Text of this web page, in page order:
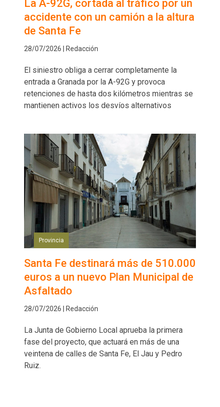
La A-92G, cortada al tráfico por un
accidente con un camión a la altura
de Santa Fe
28/07/2026 | Redacción
El siniestro obliga a cerrar completamente la
entrada a Granada por la A-92G y provoca
retenciones de hasta dos kilómetros mientras se
mantienen activos los desvíos alternativos
Provincia
Santa Fe destinará más de 510.000
euros a un nuevo Plan Municipal de
Asfaltado
28/07/2026 | Redacción
La Junta de Gobierno Local aprueba la primera
fase del proyecto, que actuará en más de una
veintena de calles de Santa Fe, El Jau y Pedro
Ruiz.